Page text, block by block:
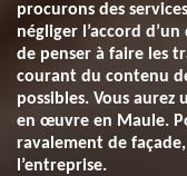
procurons des
négliger l’accord
de penser à faire les
courant du contenu
possibles. Vous
en œuvre en Maule.
ravalement de
l’entreprise.